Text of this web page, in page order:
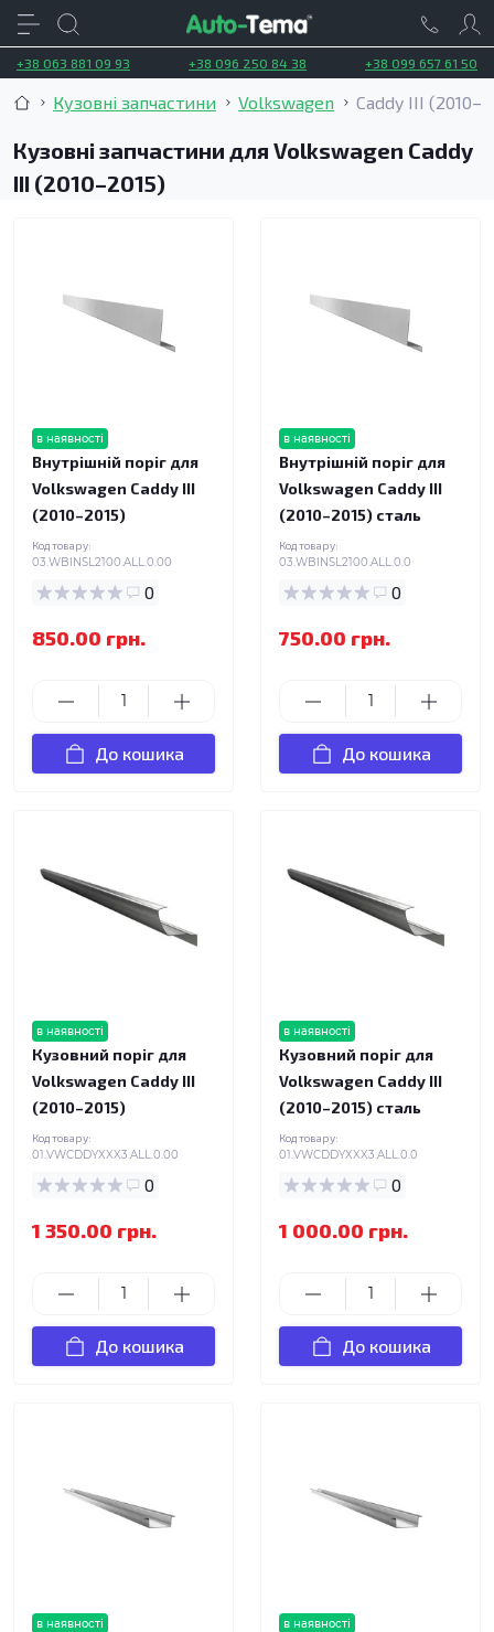
+38 063 881 09 93 +38 096 250 84 38 +38 099 657 61 50
Кузовні запчастини Volkswagen Caddy III
Кузовні запчастини для Volkswagen Caddy
III (2010–2015)
в наявності
Внутрішній поріг для
Volkswagen Caddy III
(2010–2015)
Код товару:
03.WBINSL2100.ALL.0.00
0
850.00 грн.
До кошика
в наявності
Внутрішній поріг для
Volkswagen Caddy III
(2010–2015) сталь
Код товару:
03.WBINSL2100.ALL.0.0
0
750.00 грн.
До кошика
в наявності
Кузовний поріг для
Volkswagen Caddy III
(2010–2015)
Код товару:
01.VWCDDYXXX3.ALL.0.00
0
1 350.00 грн.
До кошика
в наявності
Кузовний поріг для
Volkswagen Caddy III
(2010–2015) сталь
Код товару:
01.VWCDDYXXX3.ALL.0.0
0
1 000.00 грн.
До кошика
в наявності в наявності